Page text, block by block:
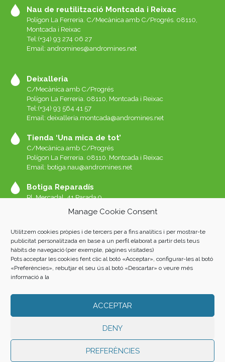
Manage Cookie Consent
Utilitzem cookies pròpies i de tercers per a fins analítics i per mostrar-te
publicitat personalitzada en base a un perfil elaborat a partir dels teus
hàbits de navegació (per exemple, pàgines visitades)
Pots acceptar les cookies fent clic al botó «Acceptar», configurar-les al botó
«Preferències», rebutjar el seu ús al botó «Descartar» o veure més
informació a la
ACCEPTAR
DENY
PREFERÈNCIES
Nau de reutilització Montcada i Reixac
Polígon La Ferreria. C/Mecànica amb C/Progrés. 08110,
Montcada i Reixac
Tel:(+34) 93 274 06 27
Email: andromines@andromines.net
Deixalleria
C/Mecànica amb C/Progrés
Polígon La Ferreria. 08110, Montcada i Reixac
Tel:(+34) 93 564 41 57
Email: deixalleria.montcada@andromines.net
Tienda ‘Una mica de tot’
C/Mecànica amb C/Progrés
Polígon La Ferreria. 08110, Montcada i Reixac
Email: botiga.nau@andromines.net
Botiga Reparadís
Pl. Mercadal, 41 Parada 9
Whatssap 639-520-060
Botiga Una Mica de tot Sant Andreu
Pl. Mercadal, 41 Parada 8
Galeries del Mercat de Sant Andreu. 08030 Barcelona
AVISO LEGAL|POLÍTICA DE PRIVACIDAD
COOKIES| Fotos: Albert San Andrés i Oriol L. Rubio. Home: Luis
Álvarez Marra.